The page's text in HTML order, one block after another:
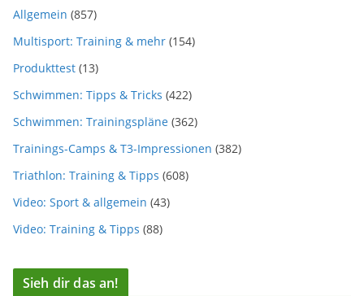
Allgemein (857)
Multisport: Training & mehr (154)
Produkttest (13)
Schwimmen: Tipps & Tricks (422)
Schwimmen: Trainingspläne (362)
Trainings-Camps & T3-Impressionen (382)
Triathlon: Training & Tipps (608)
Video: Sport & allgemein (43)
Video: Training & Tipps (88)
Sieh dir das an!